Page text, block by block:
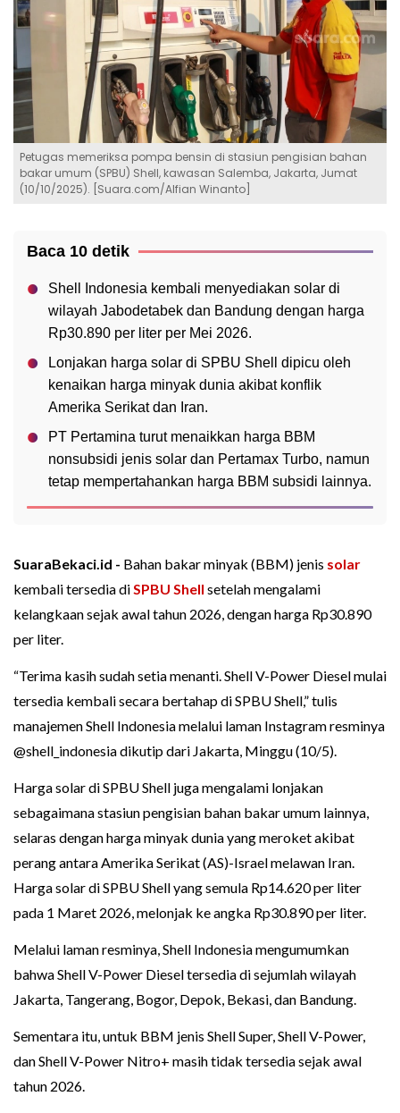
Petugas memeriksa pompa bensin di stasiun pengisian bahan
bakar umum (SPBU) Shell, kawasan Salemba, Jakarta, Jumat
(10/10/2025). [Suara.com/Alfian Winanto]
Baca 10 detik
Shell Indonesia kembali menyediakan solar di
wilayah Jabodetabek dan Bandung dengan harga
Rp30.890 per liter per Mei 2026.
Lonjakan harga solar di SPBU Shell dipicu oleh
kenaikan harga minyak dunia akibat konflik
Amerika Serikat dan Iran.
PT Pertamina turut menaikkan harga BBM
nonsubsidi jenis solar dan Pertamax Turbo, namun
tetap mempertahankan harga BBM subsidi lainnya.
SuaraBekaci.id - Bahan bakar minyak (BBM) jenis solar
kembali tersedia diSPBU Shell setelah mengalami
kelangkaan sejak awal tahun 2026, dengan harga Rp30.890
per liter.
“Terima kasih sudah setia menanti. Shell V-Power Diesel mulai
tersedia kembali secara bertahap di SPBU Shell,” tulis
manajemen Shell Indonesia melalui laman Instagram resminya
@shell_indonesia dikutip dari Jakarta, Minggu (10/5).
Harga solar di SPBU Shell juga mengalami lonjakan
sebagaimana stasiun pengisian bahan bakar umum lainnya,
selaras dengan harga minyak dunia yang meroket akibat
perang antara Amerika Serikat (AS)-Israel melawan Iran.
Harga solar di SPBU Shell yang semula Rp14.620 per liter
pada 1 Maret 2026, melonjak ke angka Rp30.890 per liter.
Melalui laman resminya, Shell Indonesia mengumumkan
bahwa Shell V-Power Diesel tersedia di sejumlah wilayah
Jakarta, Tangerang, Bogor, Depok, Bekasi, dan Bandung.
Sementara itu, untuk BBM jenis Shell Super, Shell V-Power,
dan Shell V-Power Nitro+ masih tidak tersedia sejak awal
tahun 2026.